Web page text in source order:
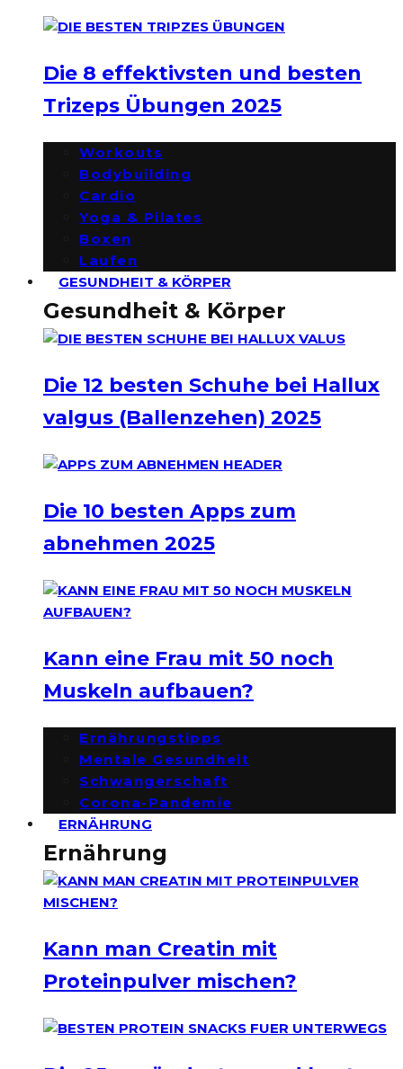
Die 8 effektivsten und besten
Trizeps Übungen 2025
Workouts
Bodybuilding
Cardio
Yoga & Pilates
Boxen
Laufen
GESUNDHEIT & KÖRPER
Gesundheit & Körper
Die 12 besten Schuhe bei Hallux
valgus (Ballenzehen) 2025
Die 10 besten Apps zum
abnehmen 2025
Kann eine Frau mit 50 noch
Muskeln aufbauen?
Ernährungstipps
Mentale Gesundheit
Schwangerschaft
Corona-Pandemie
ERNÄHRUNG
Ernährung
Kann man Creatin mit
Proteinpulver mischen?